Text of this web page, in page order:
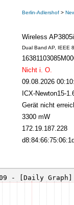
Berlin-Adlershof >
Wireless
Dual Band AP, IEEE
Nicht i. O.
09.08.2026
ICX-Newton15-
Gerät nicht
3300 mW
172.19.187.228